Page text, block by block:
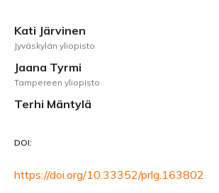
Kati Järvinen
Jyväskylän yliopisto
Jaana Tyrmi
Tampereen yliopisto
Terhi Mäntylä
DOI:
https://doi.org/10.33352/prlg.163802